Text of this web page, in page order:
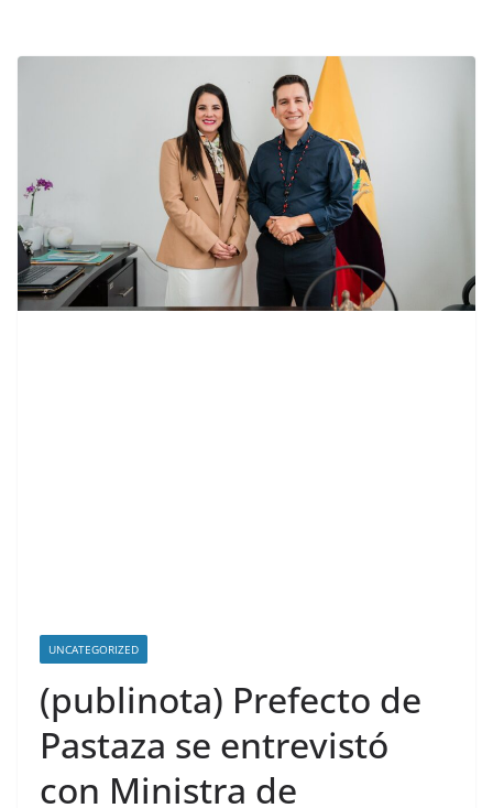
UNCATEGORIZED
(publinota) Prefecto de
Pastaza se entrevistó
con Ministra de